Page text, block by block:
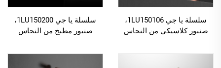
سلسلة يا جي 1LU150106،
صنبور كلاسيكي من النحاس
الحمام مع خلاط ماء ساخن
سلسلة يا جي 1LU150200،
صنبور مطبخ من النحاس
للسحب وخلّاط وميزة الدوران
360 درجة لتسهيل تنظيف